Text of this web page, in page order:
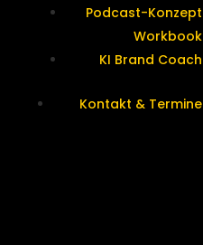
Podcast-Konzept
Workbook
KI Brand Coach
Kontakt & Termine